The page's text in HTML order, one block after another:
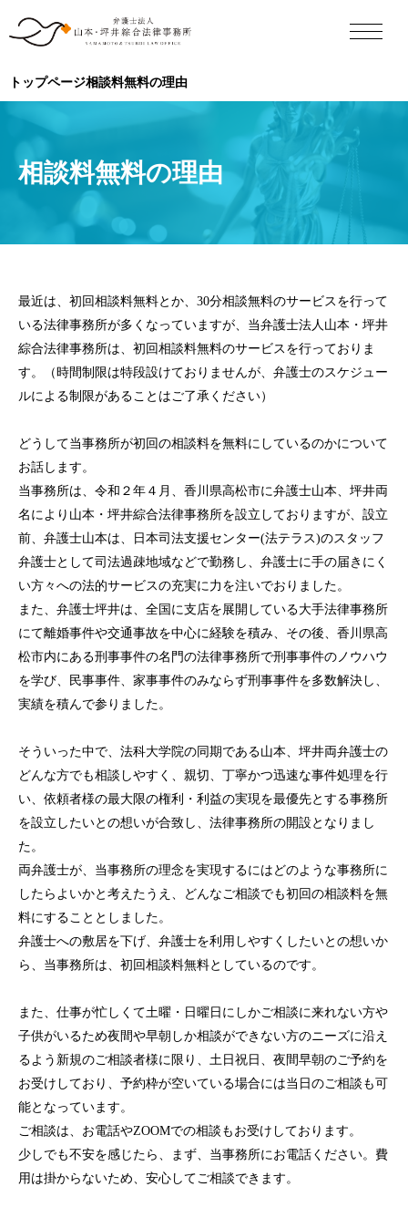
トップページ
個人のお客様
法人のお客様
事務所紹介
弁護士費用
ご相談の流れ
解決事例
トップページ相談料無料の理由
相談料無料の理由
最近は、初回相談料無料とか、30分相談無料のサービスを行って
いる法律事務所が多くなっていますが、当弁護士法人山本・坪井
綜合法律事務所は、初回相談料無料のサービスを行っておりま
す。（時間制限は特段設けておりませんが、弁護士のスケジュー
ルによる制限があることはご了承ください）
どうして当事務所が初回の相談料を無料にしているのかについて
お話します。
当事務所は、令和２年４月、香川県高松市に弁護士山本、坪井両
名により山本・坪井綜合法律事務所を設立しておりますが、設立
前、弁護士山本は、日本司法支援センター(法テラス)のスタッフ
弁護士として司法過疎地域などで勤務し、弁護士に手の届きにく
い方々への法的サービスの充実に力を注いでおりました。
また、弁護士坪井は、全国に支店を展開している大手法律事務所
にて離婚事件や交通事故を中心に経験を積み、その後、香川県高
松市内にある刑事事件の名門の法律事務所で刑事事件のノウハウ
を学び、民事事件、家事事件のみならず刑事事件を多数解決し、
実績を積んで参りました。
そういった中で、法科大学院の同期である山本、坪井両弁護士の
どんな方でも相談しやすく、親切、丁寧かつ迅速な事件処理を行
い、依頼者様の最大限の権利・利益の実現を最優先とする事務所
を設立したいとの想いが合致し、法律事務所の開設となりまし
た。
両弁護士が、当事務所の理念を実現するにはどのような事務所に
したらよいかと考えたうえ、どんなご相談でも初回の相談料を無
料にすることとしました。
弁護士への敷居を下げ、弁護士を利用しやすくしたいとの想いか
ら、当事務所は、初回相談料無料としているのです。
また、仕事が忙しくて土曜・日曜日にしかご相談に来れない方や
子供がいるため夜間や早朝しか相談ができない方のニーズに沿え
るよう新規のご相談者様に限り、土日祝日、夜間早朝のご予約を
お受けしており、予約枠が空いている場合には当日のご相談も可
能となっています。
ご相談は、お電話やZOOMでの相談もお受けしております。
少しでも不安を感じたら、まず、当事務所にお電話ください。費
用は掛からないため、安心してご相談できます。